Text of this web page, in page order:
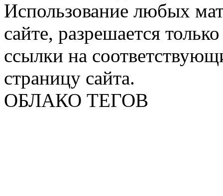
Использование любых
сайте, разрешается
ссылки на
страницу сайта.
ОБЛАКО ТЕГОВ